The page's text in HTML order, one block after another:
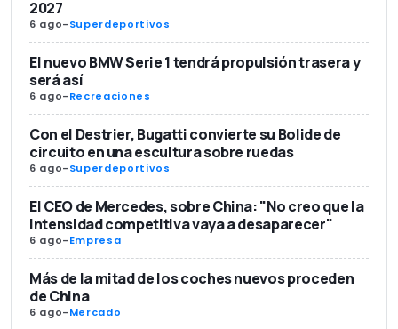
2027
6 ago-Superdeportivos
El nuevo BMW Serie 1 tendrá propulsión trasera y
será así
6 ago-Recreaciones
Con el Destrier, Bugatti convierte su Bolide de
circuito en una escultura sobre ruedas
6 ago-Superdeportivos
El CEO de Mercedes, sobre China: "No creo que la
intensidad competitiva vaya a desaparecer"
6 ago-Empresa
Más de la mitad de los coches nuevos proceden
de China
6 ago-Mercado